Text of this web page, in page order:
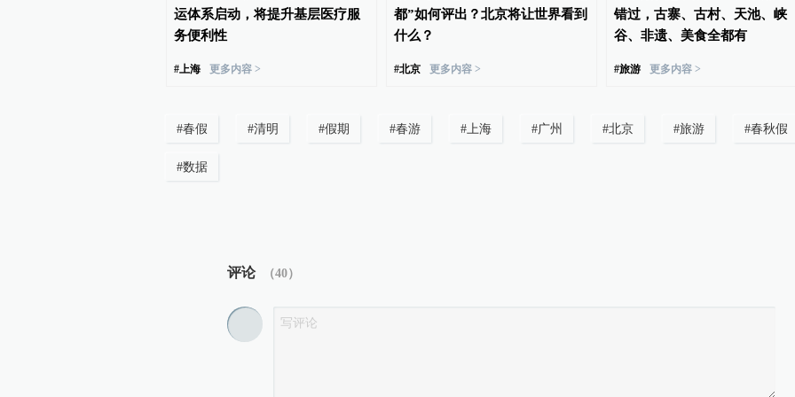
运体系启动，将提升基层医疗服
务便利性
#上海 更多内容 >
都”如何评出？北京将让世界看到
什么？
#北京 更多内容 >
错过，古寨、古村、天池、峡
谷、非遗、美食全都有
#旅游 更多内容 >
#春假 #清明 #假期 #春游 #上海 #广州 #北京 #旅游 #春秋假
#数据
评论 （40）